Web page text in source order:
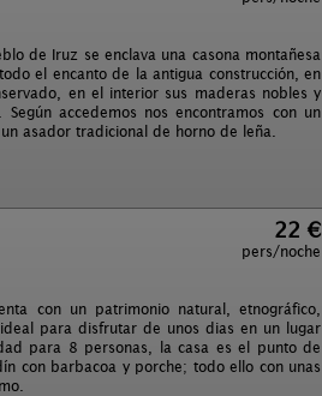
de Iruz se enclava una casona montañesa
el encanto de la antigua construcción, en
en el interior sus maderas nobles y
accedemos nos encontramos con un
asador tradicional de horno de leña.
22 €
pers/noche
con un patrimonio natural, etnográfico,
para disfrutar de unos dias en un lugar
para 8 personas, la casa es el punto de
con barbacoa y porche; todo ello con unas